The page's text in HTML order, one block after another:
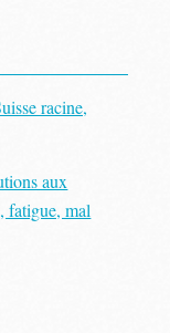
racine,
aux
fatigue, mal